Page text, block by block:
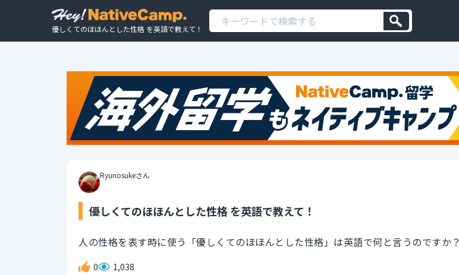
優しくてのほほんとした性格 を英語で教えて！
Ryunosukeさん
優しくてのほほんとした性格 を英語で教えて！
人の性格を表す時に使う「優しくてのほほんとした性格」は英語で何と言うのですか？
0 1,038